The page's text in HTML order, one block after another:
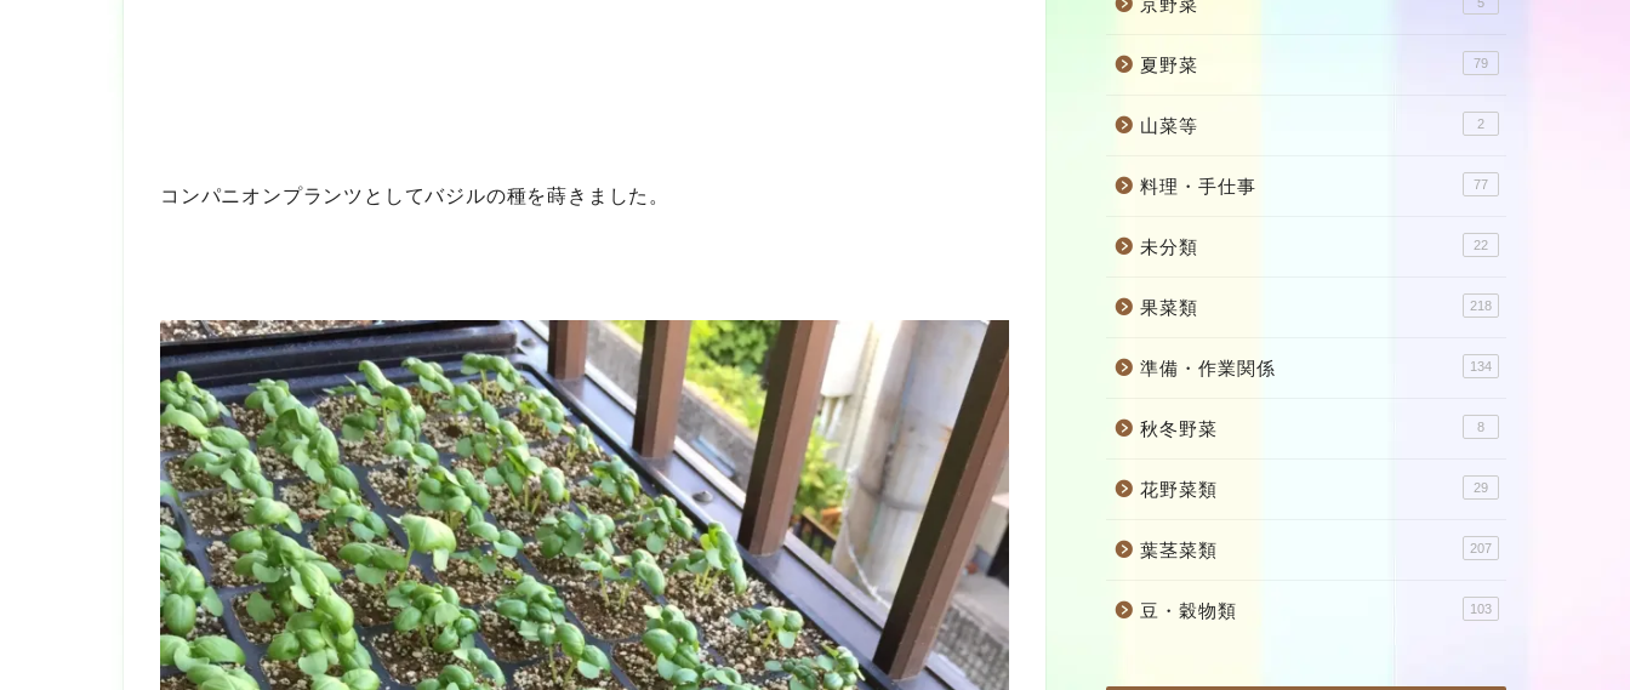
コンパニオンプランツとしてバジルの種を蒔きました。
京野菜
夏野菜 79
山菜等 2
料理・手仕事 77
未分類 22
果菜類 218
準備・作業関係 134
秋冬野菜 8
花野菜類 29
葉茎菜類 207
豆・穀物類 103